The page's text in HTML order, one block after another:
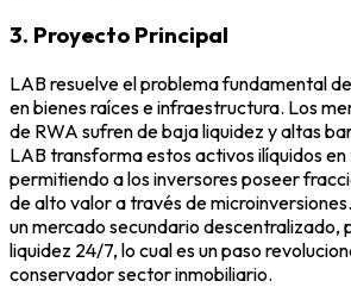
3. Proyecto Principal
LAB resuelve el problema fundamental
en bienes raíces e infraestructura. Los
de RWA sufren de baja liquidez y altas
LAB transforma estos activos ilíquidos
permitiendo a los inversores poseer
de alto valor a través de
un mercado secundario descentralizado,
liquidez 24/7, lo cual es un paso
conservador sector inmobiliario.